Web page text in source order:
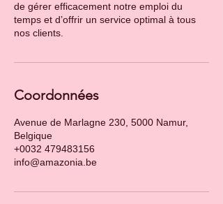
de gérer efficacement notre emploi du
temps et d’offrir un service optimal à tous
Coordonnées
Avenue de Marlagne 230, 5000 Namur,
Belgique
+0032 479483156
info@amazonia.be